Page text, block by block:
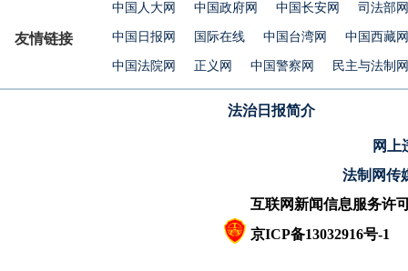
友情链接
中国人大网 中国政府网 中国长安网 司法部
中国日报网 国际在线 中国台湾网 中国西藏网
中国法院网 正义网 中国警察网 民主与法制网
法治日报简介
网上
法制网传
互联网新闻信息服务许
京ICP备13032916号-1